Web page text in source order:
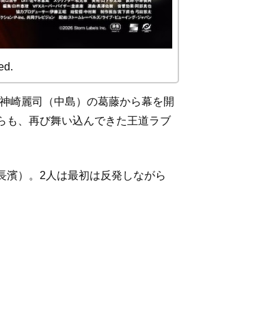
崎麗司（中島）の葛藤から幕を開
、再び舞い込んできた王道ラブ
濱）。2人は最初は反発しながら